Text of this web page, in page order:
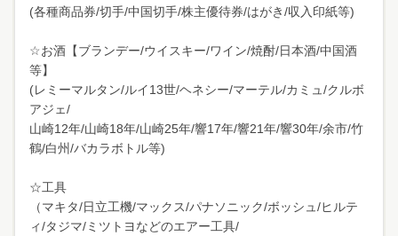
(各種商品券/切手/中国切手/株主優待券/はがき/収入印紙等)
☆お酒【ブランデー/ウイスキー/ワイン/焼酎/日本酒/中国酒
等】
(レミーマルタン/ルイ13世/ヘネシー/マーテル/カミュ/クルボ
アジェ/
山崎12年/山崎18年/山崎25年/響17年/響21年/響30年/余市/竹
鶴/白州/バカラボトル等)
☆工具
（マキタ/日立工機/マックス/パナソニック/ボッシュ/ヒルテ
ィ/タジマ/ミツトヨなどのエアー工具/